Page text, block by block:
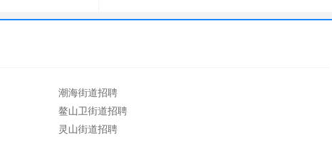
潮海街道招聘
鳌山卫街道招聘
灵山街道招聘